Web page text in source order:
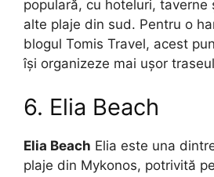
populară, cu hoteluri, taverne
alte plaje din sud. Pentru o
blogul Tomis Travel, acest
își organizeze mai ușor
6. Elia Beach
Elia Beach Elia este una
plaje din Mykonos, potrivită